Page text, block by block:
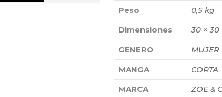
Peso 0,5 kg
Dimensiones 30 × 30
GENERO MUJER
MANGA CORTA
MARCA ZOE &